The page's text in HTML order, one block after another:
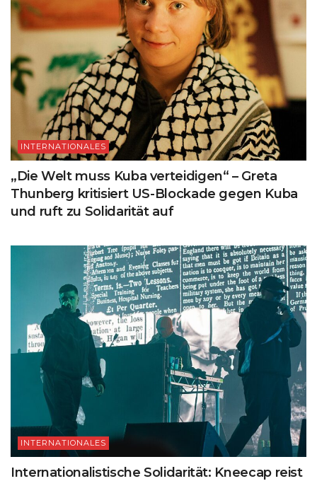
INTERNATIONALES
„Die Welt muss Kuba verteidigen“ – Greta
Thunberg kritisiert US-Blockade gegen Kuba
und ruft zu Solidarität auf
INTERNATIONALES
Internationalistische Solidarität: Kneecap reist